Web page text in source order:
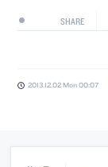
SHARE
2013.12.02 Mon 00:07